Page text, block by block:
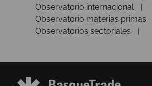
Observatorio internacional
Observatorio materias primas
Observatorios sectoriales